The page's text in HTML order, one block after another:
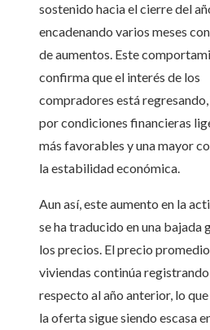
sostenido hacia el cierre del
encadenando varios meses
de aumentos. Este
confirma que el interés de los
compradores está
por condiciones financieras
más favorables y una mayor
la estabilidad económica.
Aun así, este aumento en la
se ha traducido en una bajada
los precios. El precio
viviendas continúa
respecto al año anterior, lo
la oferta sigue siendo escasa